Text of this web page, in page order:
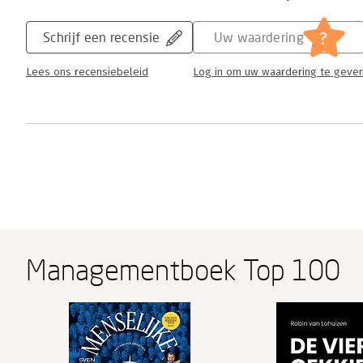
Schrijf een recensie
Lees ons recensiebeleid
Uw waardering ?
Log in om uw waardering te
Managementboek Top 100